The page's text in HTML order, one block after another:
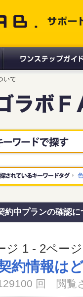
いて
約中プランの確認に
ジ 1 - 2ペー
約情報は
回 閲覧